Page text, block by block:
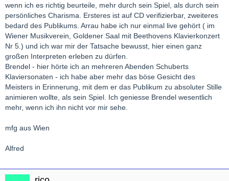
wenn ich es richtig beurteile, mehr durch sein Spiel, als durch sein
persönliches Charisma. Ersteres ist auf CD verifizierbar, zweiteres
bedard des Publikums. Arrau habe ich nur einmal live gehört ( im
Wiener Musikverein, Goldener Saal mit Beethovens Klavierkonzert
Nr 5.) und ich war mir der Tatsache bewusst, hier einen ganz
großen Interpreten erleben zu dürfen.
Brendel - hier hörte ich an mehreren Abenden Schuberts
Klaviersonaten - ich habe aber mehr das böse Gesicht des
Meisters in Erinnerung, mit dem er das Publikum zu absoluter Stille
animieren wollte, als sein Spiel. Ich geniesse Brendel wesentlich
mehr, wenn ich ihn nicht vor mir sehe.
mfg aus Wien
Alfred